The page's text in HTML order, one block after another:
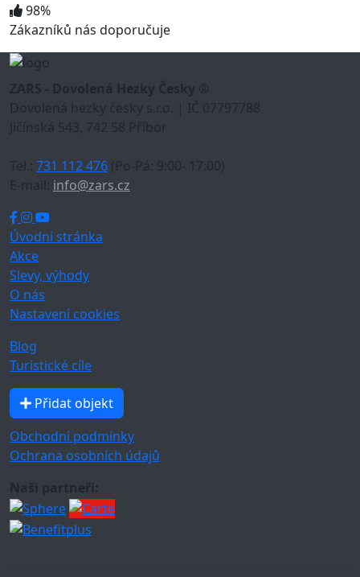
98%
Zákazníků nás doporučuje
ZARS - Dovolená Hezky Česky ®
Dovolená hezky česky s.r.o. | IČ 07797788
Jičínská 543, 742 58 Příbor
Tel.: 731 112 476 (Po-Pá: 9:00- 17:00)
E-mail: info@zars.cz
Úvodní stránka
Akce
Slevy, výhody
O nás
Nastavení cookies
Blog
Turistické cíle
Přidat objekt
Obchodní podmínky
Ochrana osobních údajů
Naši partneři: